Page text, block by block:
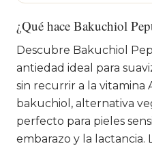
¿Qué hace Bakuchiol
Descubre Bakuchiol
antiedad ideal para
sin recurrir a la vitamina
bakuchiol, alternativa
perfecto para pieles
embarazo y la lactancia.